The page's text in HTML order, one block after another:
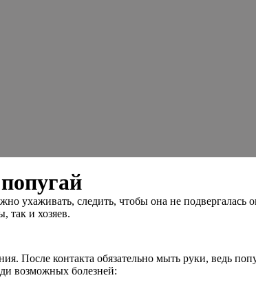
ухаживать, следить, чтобы она не
так и хозяев.
После контакта обязательно мыть руки, ведь
возможных болезней: